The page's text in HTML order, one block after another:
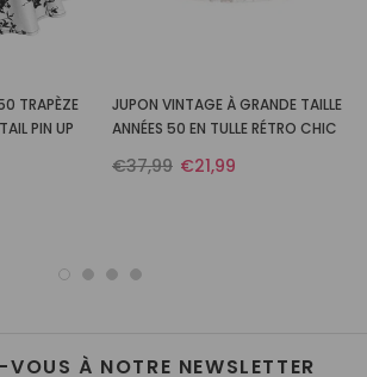
TRAPÈZE
PIN UP
JUPON VINTAGE À GRANDE TAILLE
ANNÉES 50 EN TULLE RÉTRO CHIC
€37,99 €21,99
À NOTRE NEWSLETTER